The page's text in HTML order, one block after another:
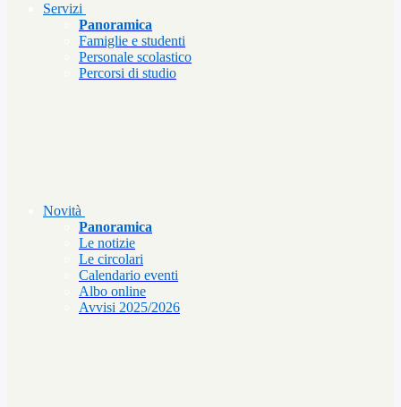
Servizi
Panoramica
Famiglie e studenti
Personale scolastico
Percorsi di studio
Novità
Panoramica
Le notizie
Le circolari
Calendario eventi
Albo online
Avvisi 2025/2026